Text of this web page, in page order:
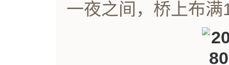
一夜之间，桥上布满